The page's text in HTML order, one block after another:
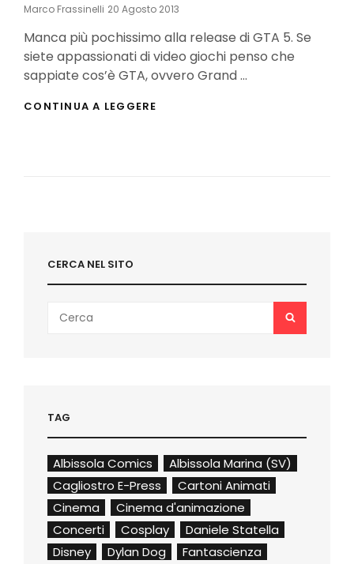
Marco Frassinelli Posted
20 Agosto 2013
Manca più pochissimo alla release di GTA 5. Se
siete appassionati di video giochi penso che
sappiate cos’è GTA, ovvero Grand …
CONTINUA A LEGGERE
CERCA NEL SITO
for:
SEARCH
TAG
Albissola Comics
Albissola Marina (SV)
Cagliostro E-Press
Cartoni Animati
Cinema
Cinema d'animazione
Concerti
Cosplay
Daniele Statella
Disney
Dylan Dog
Fantascienza